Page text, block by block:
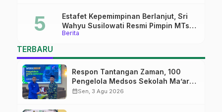
Berita
Estafet Kepemimpinan Berlanjut, Sri
Wahyu Susilowati Resmi Pimpin MTs
Ma’arif Sapuran
TERBARU
Respon Tantangan Zaman, 100
Pengelola Medsos Sekolah Ma’arif
Pekalongan Ikuti Pelatihan Literasi
calendar_monthSen, 3 Agu 2026